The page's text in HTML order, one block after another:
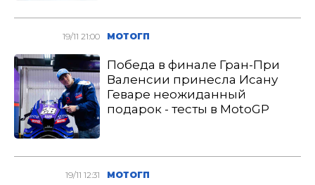
19/11 21:00 МОТОГП
Победа в финале Гран-При
Валенсии принесла Исану
Геваре неожиданный
подарок - тесты в MotoGP
19/11 12:31 МОТОГП